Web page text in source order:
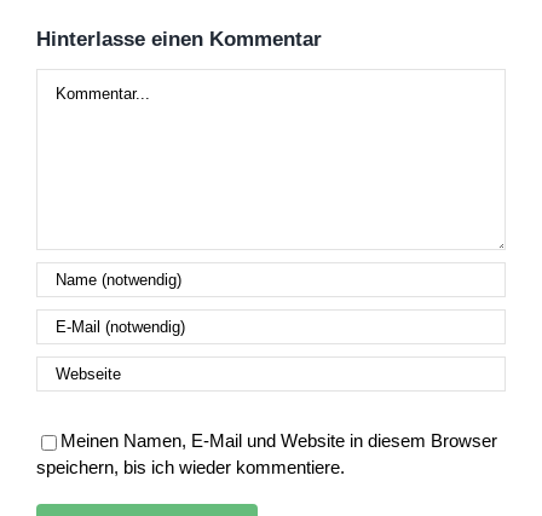
Hinterlasse einen Kommentar
Meinen Namen, E-Mail und Website in diesem Browser
speichern, bis ich wieder kommentiere.